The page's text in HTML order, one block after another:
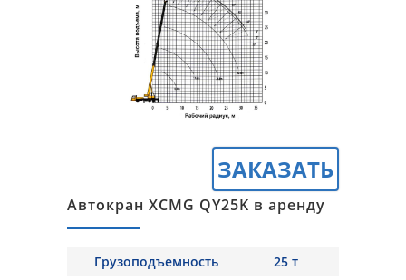
ЗАКАЗАТЬ
Автокран XCMG QY25K в аренду
Грузоподъемность
25 т